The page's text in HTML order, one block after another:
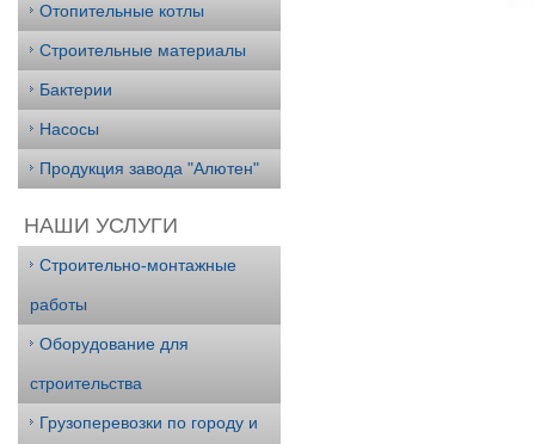
Отопительные котлы
Строительные материалы
Бактерии
Насосы
Продукция завода "Алютен"
НАШИ УСЛУГИ
Строительно-монтажные
работы
Оборудование для
строительства
Грузоперевозки по городу и